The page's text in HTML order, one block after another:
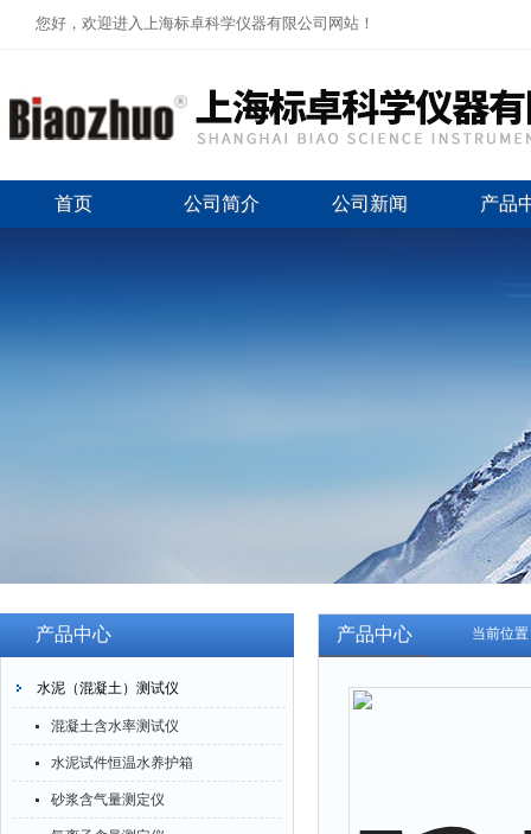
您好，欢迎进入上海标卓科学仪器有限公司网站！
首页 公司简介 公司新闻 产品
产品中心
水泥（混凝土）测试仪
混凝土含水率测试仪
水泥试件恒温水养护箱
砂浆含气量测定仪
当前位
产品中心